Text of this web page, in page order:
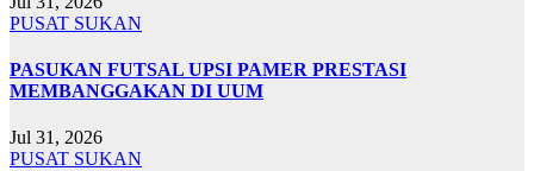
PUSAT SUKAN
PASUKAN FUTSAL UPSI PAMER PRESTASI
MEMBANGGAKAN DI UUM
Jul 31, 2026
PUSAT SUKAN